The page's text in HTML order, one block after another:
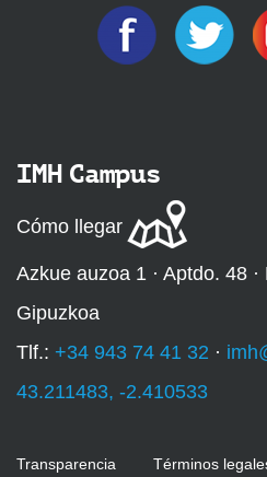
IMH Campus
Cómo llegar
Azkue auzoa 1 · Aptdo. 48 ·
Gipuzkoa
Tlf.: +34 943 74 41 32 ·
43.211483, -2.410533
Transparencia Términos